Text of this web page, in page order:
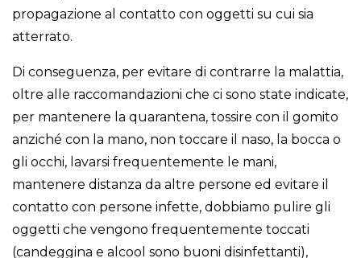
propagazione al contatto con oggetti su cui sia
atterrato.
Di conseguenza, per evitare di contrarre la malattia,
oltre alle raccomandazioni che ci sono state indicate,
per mantenere la quarantena, tossire con il gomito
anziché con la mano, non toccare il naso, la bocca o
gli occhi, lavarsi frequentemente le mani,
mantenere distanza da altre persone ed evitare il
contatto con persone infette, dobbiamo pulire gli
oggetti che vengono frequentemente toccati
(candeggina e alcool sono buoni disinfettanti),